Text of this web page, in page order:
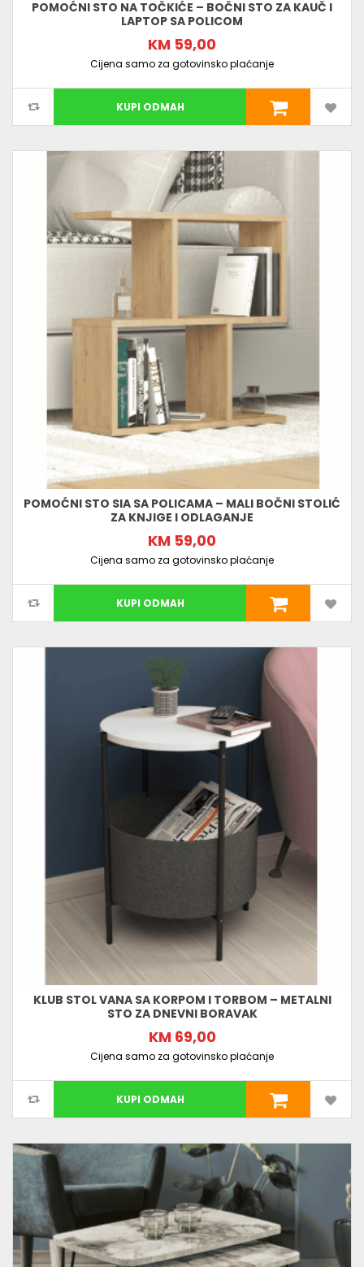
POMOĆNI STO NA TOČKIĆE – BOČNI STO ZA KAUČ I
LAPTOP SA POLICOM
KM 59,00
Cijena samo za gotovinsko plaćanje
KUPI ODMAH
POMOĆNI STO SIA SA POLICAMA – MALI BOČNI STOLIĆ
ZA KNJIGE I ODLAGANJE
KM 59,00
Cijena samo za gotovinsko plaćanje
KUPI ODMAH
KLUB STOL VANA SA KORPOM I TORBOM – METALNI
STO ZA DNEVNI BORAVAK
KM 69,00
Cijena samo za gotovinsko plaćanje
KUPI ODMAH